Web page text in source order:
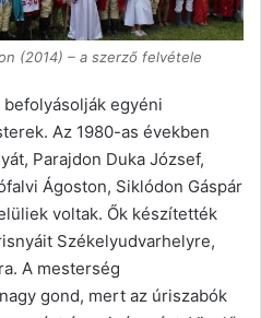
(2014) – a szerző felvétele
egyéni
Az 1980-as években
Parajdon Duka József,
Ágoston, Siklódon Gáspár
voltak. Ők készítették
Székelyudvarhelyre,
A mesterség
gond, mert az úriszabók